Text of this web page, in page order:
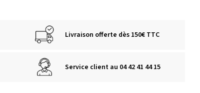
Livraison offerte dès 150€ TTC
Service client au 04 42 41 44 15